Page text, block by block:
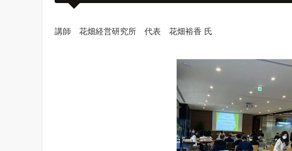
講師 花畑経営研究所 代表 花畑裕香 氏